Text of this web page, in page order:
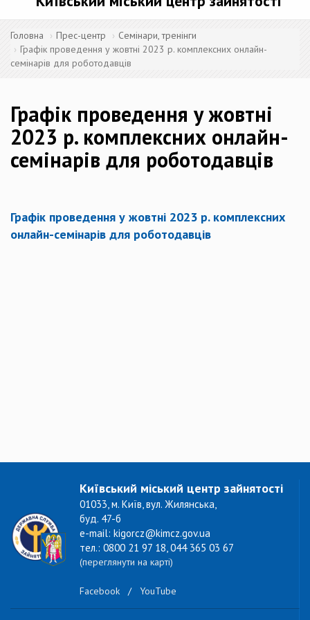
Головна Прес-центр
Семінари, тренінги
Графік проведення у жовтні 2023 р. комплексних онлайн-
семінарів для роботодавців
Графік проведення у жовтні
2023 р. комплексних онлайн-
семінарів для роботодавців
Графік проведення у жовтні 2023 р. комплексних
онлайн-семінарів для роботодавців
Київський міський центр зайнятості
01033, м. Київ, вул. Жилянська,
буд. 47-б
e-mail: kigorcz@kimcz.gov.ua
тел.: 0800 21 97 18, 044 365 03 67
(переглянути на карті)
Facebook / YouTube